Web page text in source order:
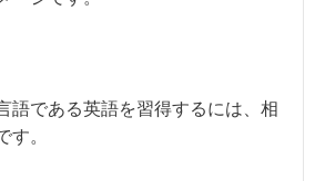
語である英語を習得するには、相
す。